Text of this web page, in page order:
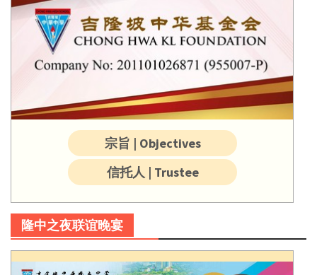
宗旨 | Objectives
信托人 | Trustee
隆中之夜联谊晚宴